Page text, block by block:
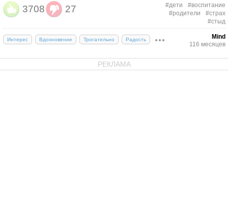
3708 27 #дети
#воспитание
#родители
#страх
#стыд
Интерес Вдохновение Трогательно Радость
Mind
116 месяцев
РЕКЛАМА